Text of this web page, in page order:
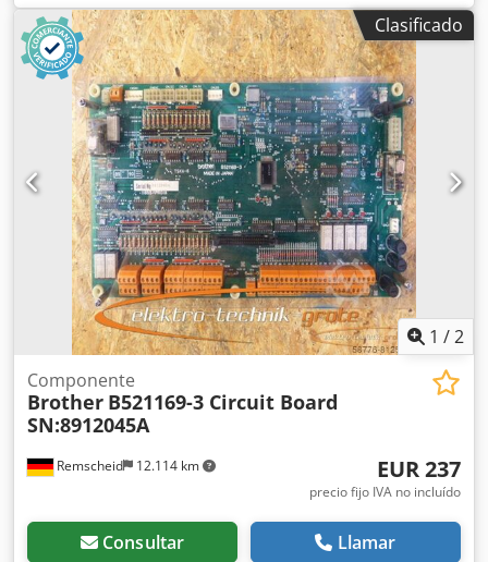
Clasificado
1 /2
Remscheid 12.114 km
Componente
Brother B521169-3 Circuit Board
SN:8912045A
EUR 237
precio fijo IVA no incluído
Consultar Llamar